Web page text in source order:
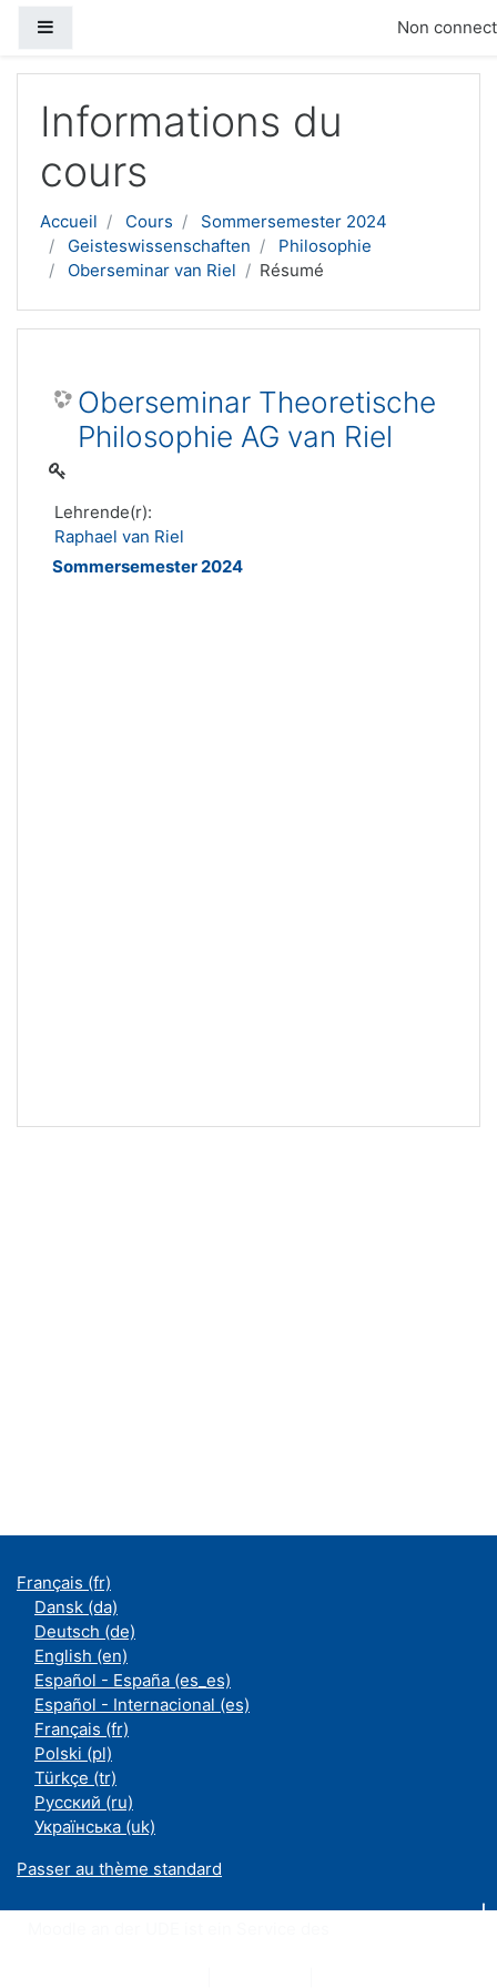
Non
Informations du
cours
Accueil Cours
Sommersemester 2024
Geisteswissenschaften
Philosophie
Oberseminar van Riel
Résumé
Oberseminar Theoretische
Philosophie AG van Riel
Lehrende(r):
Raphael van Riel
Sommersemester 2024
Français ‎(fr)‎
Dansk ‎(da)‎
Deutsch ‎(de)‎
English ‎(en)‎
Español - España ‎(es_es)‎
Español - Internacional ‎(es)‎
Français ‎(fr)‎
Polski ‎(pl)‎
Türkçe ‎(tr)‎
Русский ‎(ru)‎
Українська ‎(uk)‎
Passer au thème standard